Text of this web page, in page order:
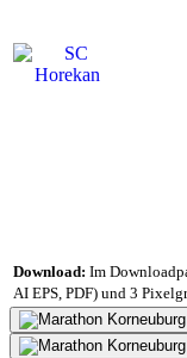
Download: Im
AI EPS, PDF) und 3